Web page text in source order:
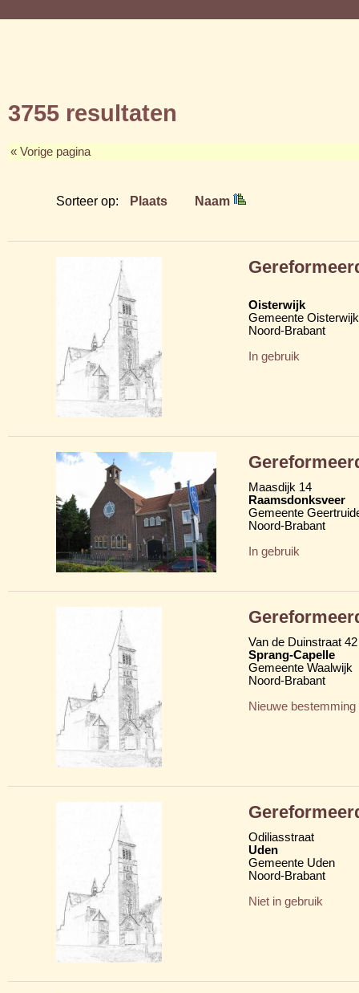
3755 resultaten
« Vorige pagina
Sorteer op: Plaats Naam
Oisterwijk
Gemeente Oisterwijk
Noord-Brabant
In gebruik
Maasdijk 14
Raamsdonksveer
Gemeente
Noord-Brabant
In gebruik
Van de Duinstraat 42
Sprang-Capelle
Gemeente Waalwijk
Noord-Brabant
Nieuwe bestemming
Odiliasstraat
Uden
Gemeente Uden
Noord-Brabant
Niet in gebruik